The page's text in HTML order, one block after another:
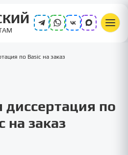
по Basic на заказ
диссертация по
на заказ